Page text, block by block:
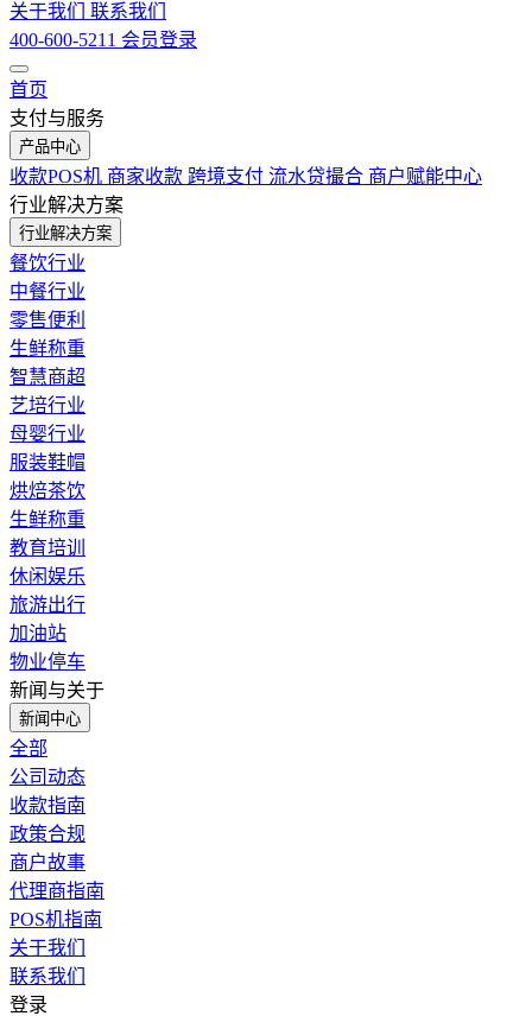
关于我们 联系我们
400-600-5211 会员登录
首页
支付与服务
产品中心
收款POS机 商家收款 跨境支付 流水贷撮合 商户赋能中心
行业解决方案
行业解决方案
餐饮行业
中餐行业
零售便利
生鲜称重
智慧商超
艺培行业
母婴行业
服装鞋帽
烘焙茶饮
生鲜称重
教育培训
休闲娱乐
旅游出行
加油站
物业停车
新闻与关于
新闻中心
全部
公司动态
收款指南
政策合规
商户故事
代理商指南
POS机指南
关于我们
联系我们
登录